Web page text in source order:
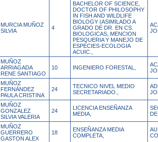
MURCIA MUÑOZ
SILVIA
4
BACHELOR OF SCIENCE,
DOCTOR OF PHILOSOPHY
IN FISH AND WILDLIFE
BIOLOGY (ASIMILADO A
GRADO DE DR. EN CS.
BIOLOGICAS, MENCION
PESQUERIA Y MANEJO DE
ESPECIES-ECOLOGIA
ACUIC.,
MUÑOZ
ARRIAGADA
RENE SANTIAGO
10 INGENIERO FORESTAL,
MUÑOZ
FERNÁNDEZ
PAULA CRISTINA
24
TECNICO NIVEL MEDIO
SECRETARIADO.,
MUÑOZ
GONZALEZ
SILVIA VALERIA
24
LICENCIA ENSEÑANZA
MEDIA,
MUÑOZ
GUERRERO
GASTON ALEX
18
ENSEÑANZA MEDIA
COMPLETA,